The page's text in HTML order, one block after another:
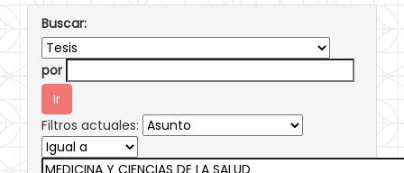
Buscar:
por
Filtros actuales: